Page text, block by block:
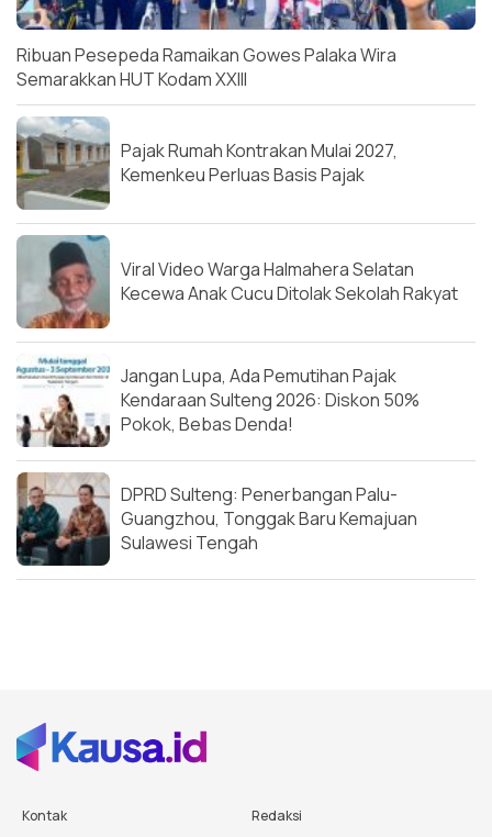
Ribuan Pesepeda Ramaikan Gowes Palaka Wira
Semarakkan HUT Kodam XXIII
Pajak Rumah Kontrakan Mulai 2027,
Kemenkeu Perluas Basis Pajak
Viral Video Warga Halmahera Selatan
Kecewa Anak Cucu Ditolak Sekolah Rakyat
Jangan Lupa, Ada Pemutihan Pajak
Kendaraan Sulteng 2026: Diskon 50%
Pokok, Bebas Denda!
DPRD Sulteng: Penerbangan Palu-
Guangzhou, Tonggak Baru Kemajuan
Sulawesi Tengah
Kontak Redaksi